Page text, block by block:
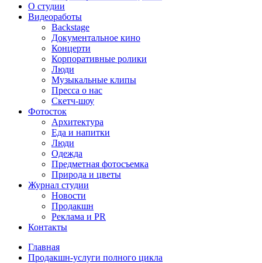
О студии
Видеоработы
Backstage
Документальное кино
Концерти
Корпоративные ролики
Люди
Музыкальные клипы
Пресса о нас
Скетч-шоу
Фотосток
Архитектура
Еда и напитки
Люди
Одежда
Предметная фотосъемка
Природа и цветы
Журнал студии
Новости
Продакшн
Реклама и PR
Контакты
Главная
Продакшн-услуги полного цикла